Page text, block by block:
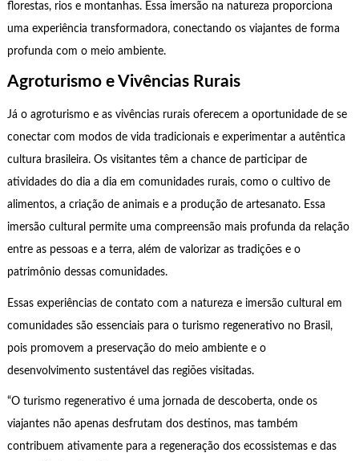
florestas, rios e montanhas. Essa imersão na natureza proporciona
uma experiência transformadora, conectando os viajantes de forma
profunda com o meio ambiente.
Agroturismo e Vivências Rurais
Já o agroturismo e as vivências rurais oferecem a oportunidade de se
conectar com modos de vida tradicionais e experimentar a autêntica
cultura brasileira. Os visitantes têm a chance de participar de
atividades do dia a dia em comunidades rurais, como o cultivo de
alimentos, a criação de animais e a produção de artesanato. Essa
imersão cultural permite uma compreensão mais profunda da relação
entre as pessoas e a terra, além de valorizar as tradições e o
patrimônio dessas comunidades.
Essas experiências de contato com a natureza e imersão cultural em
comunidades são essenciais para o turismo regenerativo no Brasil,
pois promovem a preservação do meio ambiente e o
desenvolvimento sustentável das regiões visitadas.
“O turismo regenerativo é uma jornada de descoberta, onde os
viajantes não apenas desfrutam dos destinos, mas também
contribuem ativamente para a regeneração dos ecossistemas e das